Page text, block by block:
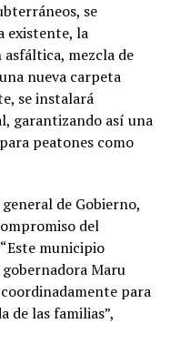
se
existente, la
mezcla de
nueva carpeta
se instalará
garantizando así una
peatones como
de Gobierno,
del
municipio
Maru
para
de las familias”,